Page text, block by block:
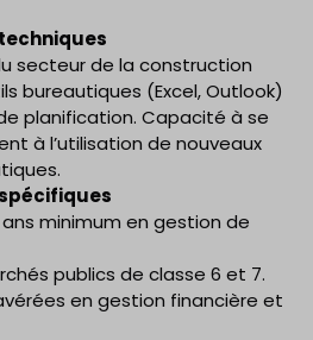
secteur de la construction
bureautiques (Excel, Outlook)
planification. Capacité à se
à l’utilisation de nouveaux
minimum en gestion de
publics de classe 6 et 7.
en gestion financière et